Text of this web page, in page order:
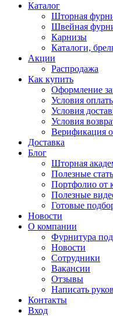
Каталог
Шторная
Швейная
Карнизы
Каталоги,
Акции
Распродажа
Как купить
Оформление
Условия
Условия
Условия
Верификация
Доставка
Блог
Шторная
Полезные
Портфолио от
Полезные
Готовые
Новости
О компании
Фурнитура под
Новости
Сотрудники
Вакансии
Отзывы
Написать
Контакты
Вход